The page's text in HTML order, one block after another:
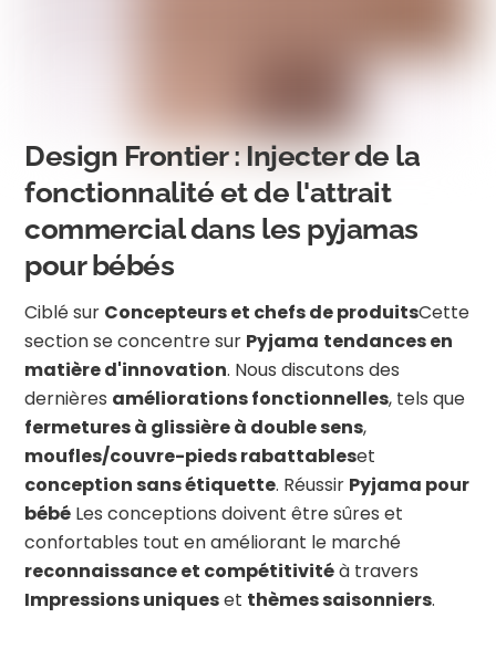
Design Frontier : Injecter de la
fonctionnalité et de l'attrait
commercial dans les pyjamas
pour bébés
Ciblé sur Concepteurs et chefs de produitsCette
section se concentre sur Pyjama tendances en
matière d'innovation. Nous discutons des
dernières améliorations fonctionnelles, tels que
fermetures à glissière à double sens,
moufles/couvre-pieds rabattableset
conception sans étiquette. Réussir Pyjama pour
bébé Les conceptions doivent être sûres et
confortables tout en améliorant le marché
reconnaissance et compétitivitéà travers
Impressions uniqueset thèmes saisonniers.